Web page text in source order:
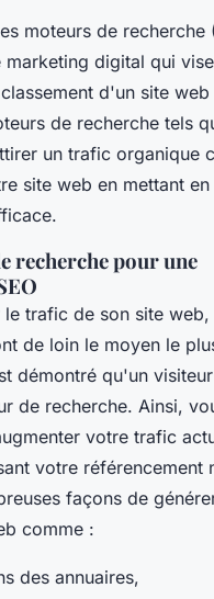
moteurs de recherche
marketing digital qui
d'un site web
de recherche tels
un trafic organique
site web en mettant
recherche pour une
le trafic de son site
de loin le moyen le
démontré qu'un
de recherche. Ainsi,
votre trafic
votre référencement
façons de
comme :
des annuaires,